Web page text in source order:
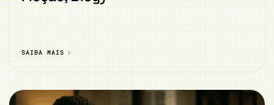
SAIBA MAIS